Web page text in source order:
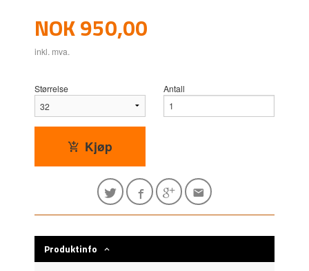
Pris
NOK950,00
inkl. mva.
Størrelse Antall
Kjøp
Produktinfo